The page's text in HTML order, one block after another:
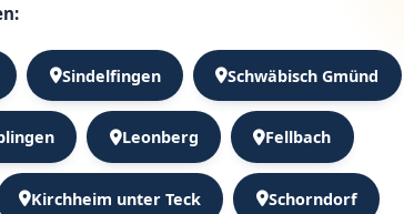
Sindelfingen Schwäbisch Gmünd
Leonberg Fellbach
Kirchheim unter Teck Schorndorf